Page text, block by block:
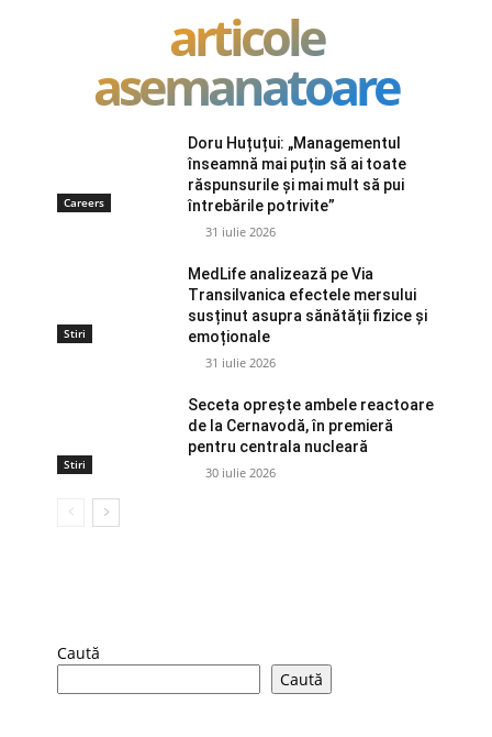
articole
asemanatoare
Careers
Doru Huțuțui: „Managementul
înseamnă mai puțin să ai toate
răspunsurile și mai mult să pui
întrebările potrivite”
31 iulie 2026
Stiri
MedLife analizează pe Via
Transilvanica efectele mersului
susținut asupra sănătății fizice și
emoționale
31 iulie 2026
Stiri
Seceta oprește ambele reactoare
de la Cernavodă, în premieră
pentru centrala nucleară
30 iulie 2026
Caută
Caută